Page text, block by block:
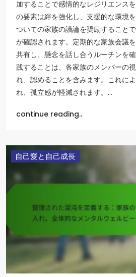
加することで感情的なレジリエンス
の要素は絆を強化し、支援的な環境
ついての家族の議論を奨励すること
が確認されます。定期的な家族会議
共有し、懸念を話し合うルーチンを
践することは、各家族のメンバーの
れ、認めることを含みます。これに
れ、孤立感が軽減されます。…
continue reading..
自己愛と自己成長